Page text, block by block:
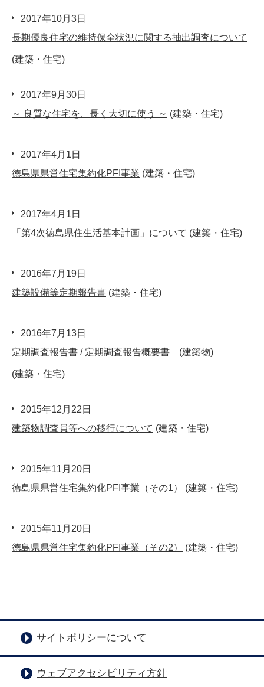
2017年10月3日
長期優良住宅の維持保全状況に関する抽出調査について
(建築・住宅)
2017年9月30日
～ 良質な住宅を、長く大切に使う ～ (建築・住宅)
2017年4月1日
徳島県県営住宅集約化PFI事業 (建築・住宅)
2017年4月1日
「第4次徳島県住生活基本計画」について (建築・住宅)
2016年7月19日
建築設備等定期報告書 (建築・住宅)
2016年7月13日
定期調査報告書 / 定期調査報告概要書 (建築物)
(建築・住宅)
2015年12月22日
建築物調査員等への移行について (建築・住宅)
2015年11月20日
徳島県県営住宅集約化PFI事業（その1）
(建築・住宅)
2015年11月20日
徳島県県営住宅集約化PFI事業（その2）
(建築・住宅)
サイトポリシーについて
ウェブアクセシビリティ方針